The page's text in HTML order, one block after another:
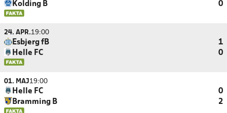
Kolding B
0
24. APR.19:00
Esbjerg fB
1
Helle FC
0
01. MAJ19:00
Helle FC
0
Bramming B
2